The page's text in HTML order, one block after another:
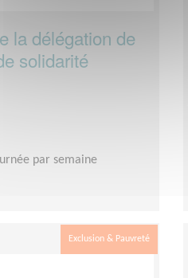
la délégation de
solidarité
par semaine
Exclusion & Pauvreté